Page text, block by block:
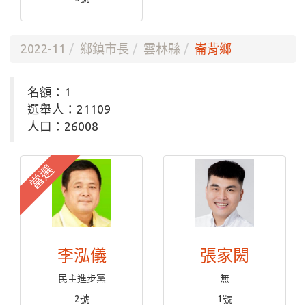
2022-11 鄉鎮市長 雲林縣 崙背鄉
名額：1
選舉人：21109
人口：26008
當選
李泓儀
民主進步黨
2號
張家閎
無
1號